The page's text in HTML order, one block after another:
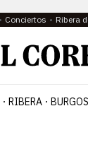
Conciertos Ribera
RIBERA